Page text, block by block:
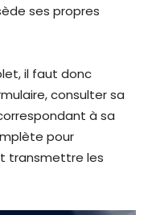
ses propres
il faut donc
consulter sa
à sa
pour
transmettre les